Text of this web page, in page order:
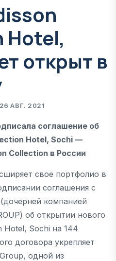
Hotel,
открыт в
26 АВГ. 2021
соглашение об
Hotel, Sochi —
Collection в России
свое портфолио в
соглашения с
компанией
об открытии нового
Hotel, Sochi на 144
договора укрепляет
одной из